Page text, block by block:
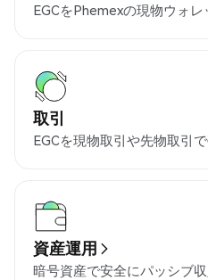
EGCをPhemexの現物ウォレ
取引
EGCを現物取引や先物取引
資産運用
暗号資産で安全にパッシブ収